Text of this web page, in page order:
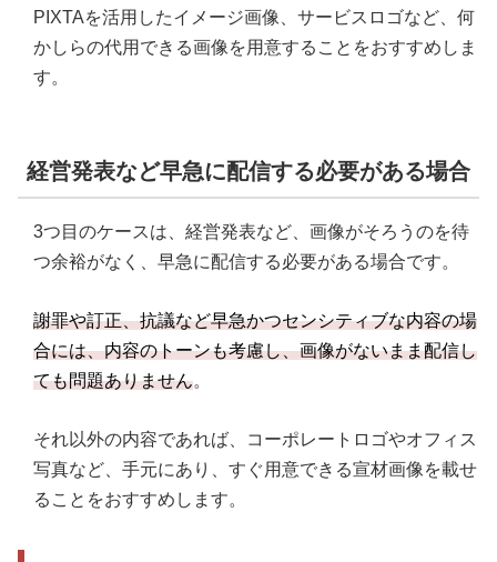
PIXTAを活用したイメージ画像、サービスロゴなど、何
かしらの代用できる画像を用意することをおすすめしま
す。
経営発表など早急に配信する必要がある場合
3つ目のケースは、経営発表など、画像がそろうのを待
つ余裕がなく、早急に配信する必要がある場合です。
謝罪や訂正、抗議など早急かつセンシティブな内容の場
合には、内容のトーンも考慮し、画像がないまま配信し
ても問題ありません。
それ以外の内容であれば、コーポレートロゴやオフィス
写真など、手元にあり、すぐ用意できる宣材画像を載せ
ることをおすすめします。